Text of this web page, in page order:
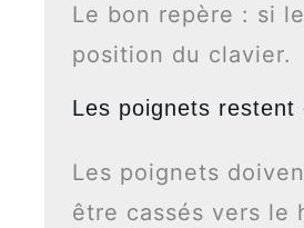
Le bon repère : si
position du clavier.
Les poignets restent
Les poignets
être cassés vers le